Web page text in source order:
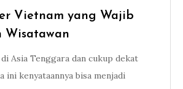
Vietnam yang Wajib
Wisatawan
Asia Tenggara dan cukup dekat
ini kenyataannya bisa menjadi